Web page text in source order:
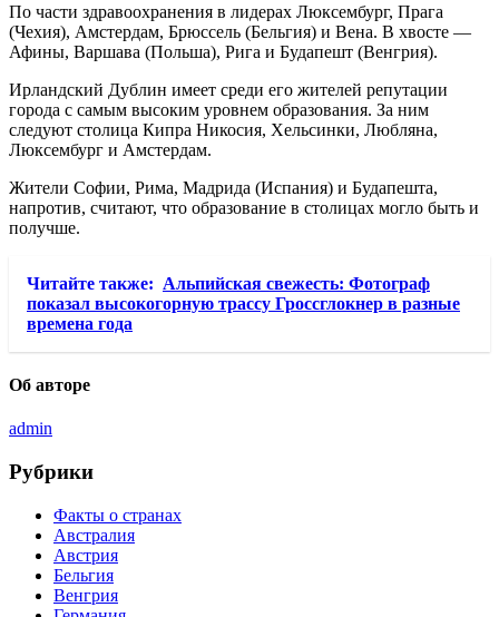
По части здравоохранения в лидерах Люксембург, Прага
(Чехия), Амстердам, Брюссель (Бельгия) и Вена. В хвосте —
Афины, Варшава (Польша), Рига и Будапешт (Венгрия).
Ирландский Дублин имеет среди его жителей репутации
города с самым высоким уровнем образования. За ним
следуют столица Кипра Никосия, Хельсинки, Любляна,
Люксембург и Амстердам.
Жители Софии, Рима, Мадрида (Испания) и Будапешта,
напротив, считают, что образование в столицах могло быть и
получше.
Читайте также: Альпийская свежесть: Фотограф
показал высокогорную трассу Гроссглокнер в разные
времена года
Об авторе
admin
Рубрики
Факты о странах
Австралия
Австрия
Бельгия
Венгрия